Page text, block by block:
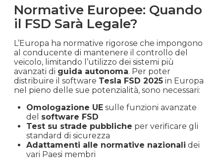
Normative Europee: Quando
il FSD Sarà Legale?
L’Europa ha normative rigorose che impongono
al conducente di mantenere il controllo del
veicolo, limitando l’utilizzo dei sistemi più
avanzati di guida autonoma. Per poter
distribuire il software Tesla FSD 2025 in Europa
nel pieno delle sue potenzialità, sono necessari:
Omologazione UE sulle funzioni avanzate
del software FSD
Test su strade pubbliche per verificare gli
standard di sicurezza
Adattamenti alle normative nazionali dei
vari Paesi membri